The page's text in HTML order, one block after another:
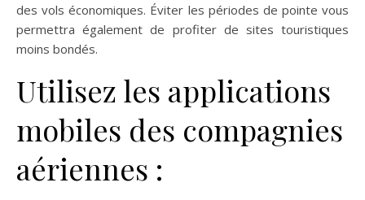
des vols économiques. Éviter les périodes de pointe vous
permettra également de profiter de sites touristiques
moins bondés.
Utilisez les applications
mobiles des compagnies
aériennes :